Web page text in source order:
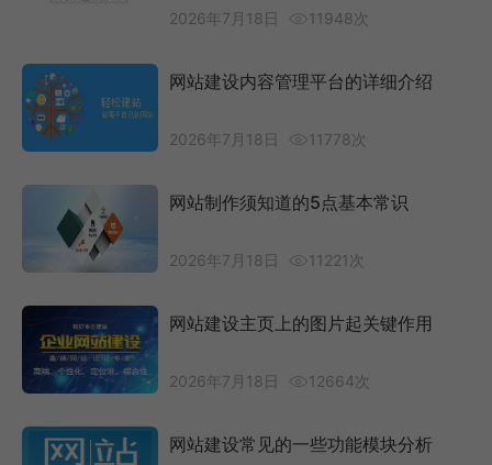
2026年7月18日 11948次
网站建设内容管理平台的详细介绍
2026年7月18日 11778次
网站制作须知道的5点基本常识
2026年7月18日 11221次
网站建设主页上的图片起关键作用
2026年7月18日 12664次
网站建设常见的一些功能模块分析